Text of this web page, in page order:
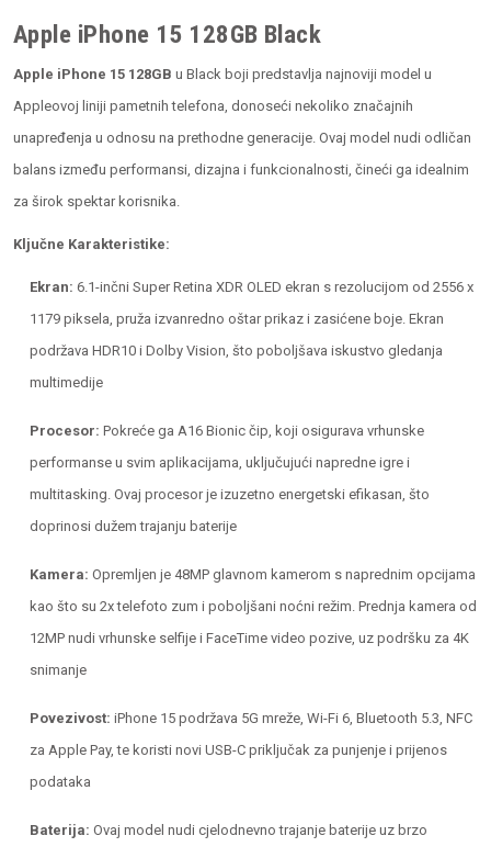
Apple iPhone 15 128GB Black
Apple iPhone 15 128GB u Black boji predstavlja najnoviji model u
Appleovoj liniji pametnih telefona, donoseći nekoliko značajnih
unapređenja u odnosu na prethodne generacije. Ovaj model nudi odličan
balans između performansi, dizajna i funkcionalnosti, čineći ga idealnim
za širok spektar korisnika.
Ključne Karakteristike:
Ekran: 6.1-inčni Super Retina XDR OLED ekran s rezolucijom od 2556 x
1179 piksela, pruža izvanredno oštar prikaz i zasićene boje. Ekran
podržava HDR10 i Dolby Vision, što poboljšava iskustvo gledanja
multimedije​
Procesor: Pokreće ga A16 Bionic čip, koji osigurava vrhunske
performanse u svim aplikacijama, uključujući napredne igre i
multitasking. Ovaj procesor je izuzetno energetski efikasan, što
doprinosi dužem trajanju baterije​
Kamera: Opremljen je 48MP glavnom kamerom s naprednim opcijama
kao što su 2x telefoto zum i poboljšani noćni režim. Prednja kamera od
12MP nudi vrhunske selfije i FaceTime video pozive, uz podršku za 4K
snimanje​
Povezivost: iPhone 15 podržava 5G mreže, Wi-Fi 6, Bluetooth 5.3, NFC
za Apple Pay, te koristi novi USB-C priključak za punjenje i prijenos
podataka​
Baterija: Ovaj model nudi cjelodnevno trajanje baterije uz brzo